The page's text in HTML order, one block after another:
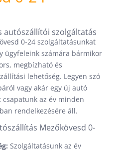
autószállítói szolgáltatás
0-24 szolgáltatásunkat
ügyfeleink számára bármikor
megbízható és
lehetőség. Legyen szó
vagy akár egy új autó
az év minden
rendelkezésére áll.
Mezőkövesd 0-
Szolgáltatásunk az év